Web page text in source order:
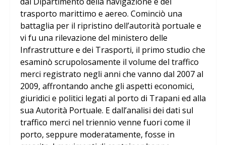
trasporto marittimo e aereo. Cominciò una
battaglia per il ripristino dell’autorità portuale e
vi fu una rilevazione del ministero delle
Infrastrutture e dei Trasporti, il primo studio che
esaminò scrupolosamente il volume del traffico
merci registrato negli anni che vanno dal 2007 al
2009, affrontando anche gli aspetti economici,
giuridici e politici legati al porto di Trapani ed alla
sua Autorità Portuale. E dall’analisi dei dati sul
traffico merci nel triennio venne fuori come il
porto, seppure moderatamente, fosse in